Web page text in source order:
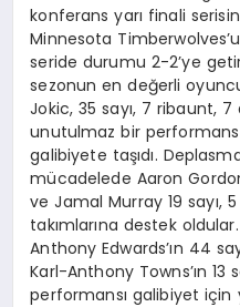
konferans yarı finali
Minnesota
seride durumu 2-2’ye
sezonun en değerli
Jokic, 35 sayı, 7 ribaunt,
unutulmaz bir performans
galibiyete taşıdı.
mücadelede Aaron
ve Jamal Murray 19 sayı,
takımlarına destek
Anthony Edwards’ın 44
Karl-Anthony Towns’ın 13
performansı galibiyet için